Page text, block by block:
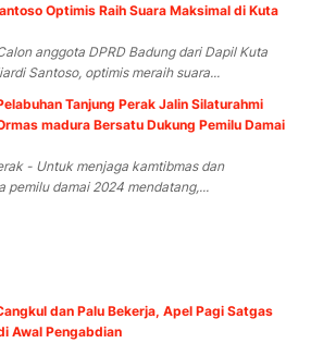
Optimis Raih Suara Maksimal di Kuta
anggota DPRD Badung dari Dapil Kuta
Santoso, optimis meraih suara...
Tanjung Perak Jalin Silaturahmi
madura Bersatu Dukung Pemilu Damai
- Untuk menjaga kamtibmas dan
pemilu damai 2024 mendatang,...
dan Palu Bekerja, Apel Pagi Satgas
Awal Pengabdian